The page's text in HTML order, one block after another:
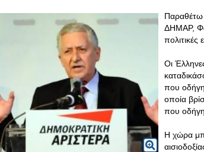
Παραθέτω
ΔΗΜΑΡ,
πολιτικές
Οι
που
οποία
που
Η χώρα